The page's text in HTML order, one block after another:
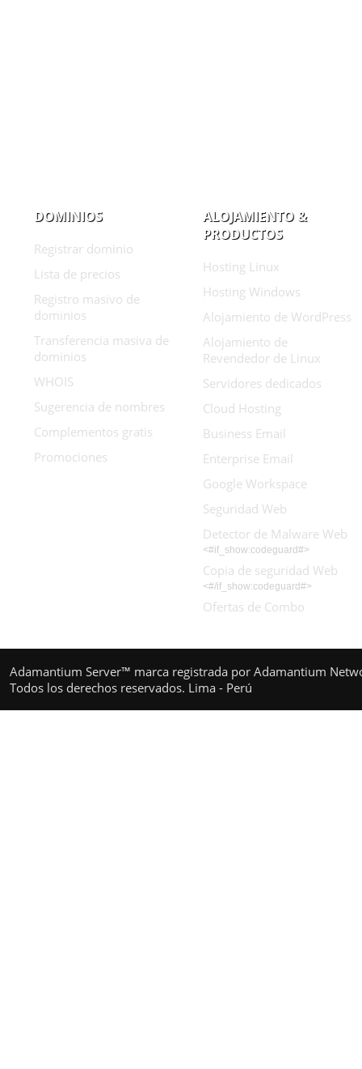
DOMINIOS
Registrar dominio
Lista de precios
Registro masivo de
dominios
Transferencia masiva de
dominios
WHOIS
Sugerencia de nombres
Complementos gratis
Promociones
ALOJAMIENTO &
PRODUCTOS
Hosting Linux
Hosting Windows
Alojamiento de WordPress
Alojamiento de
Revendedor de Linux
Servidores dedicados
Cloud Hosting
Business Email
Enterprise Email
Google Workspace
Seguridad Web
Detector de Malware Web
<#if_show:codeguard#>
Copia de seguridad Web
<#/if_show:codeguard#>
Ofertas de Combo
Adamantium Server™ marca registrada por Adamantium
Todos los derechos reservados. Lima - Perú